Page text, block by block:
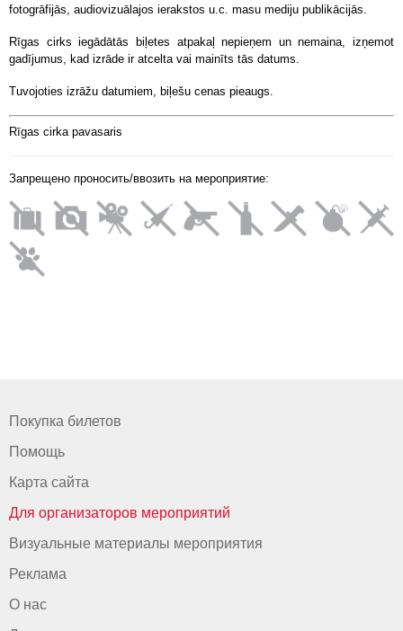
fotogrāfijās, audiovizuālajos ierakstos u.c. masu mediju publikācijās.
Rīgas cirks iegādātās biļetes atpakaļ nepieņem un nemaina, izņemot
gadījumus, kad izrāde ir atcelta vai mainīts tās datums.
Tuvojoties izrāžu datumiem, biļešu cenas pieaugs.
Rīgas cirka pavasaris
Запрещено проносить/ввозить на мероприятие:
Покупка билетов
Помощь
Карта сайта
Для организаторов мероприятий
Визуальные материалы мероприятия
Реклама
О нас